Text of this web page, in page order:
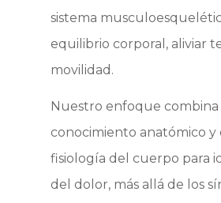
sistema
equilibrio corporal, aliviar
movilidad.
Nuestro enfoque combina
conocimiento anatómico
fisiología del cuerpo para
del dolor, más allá de los